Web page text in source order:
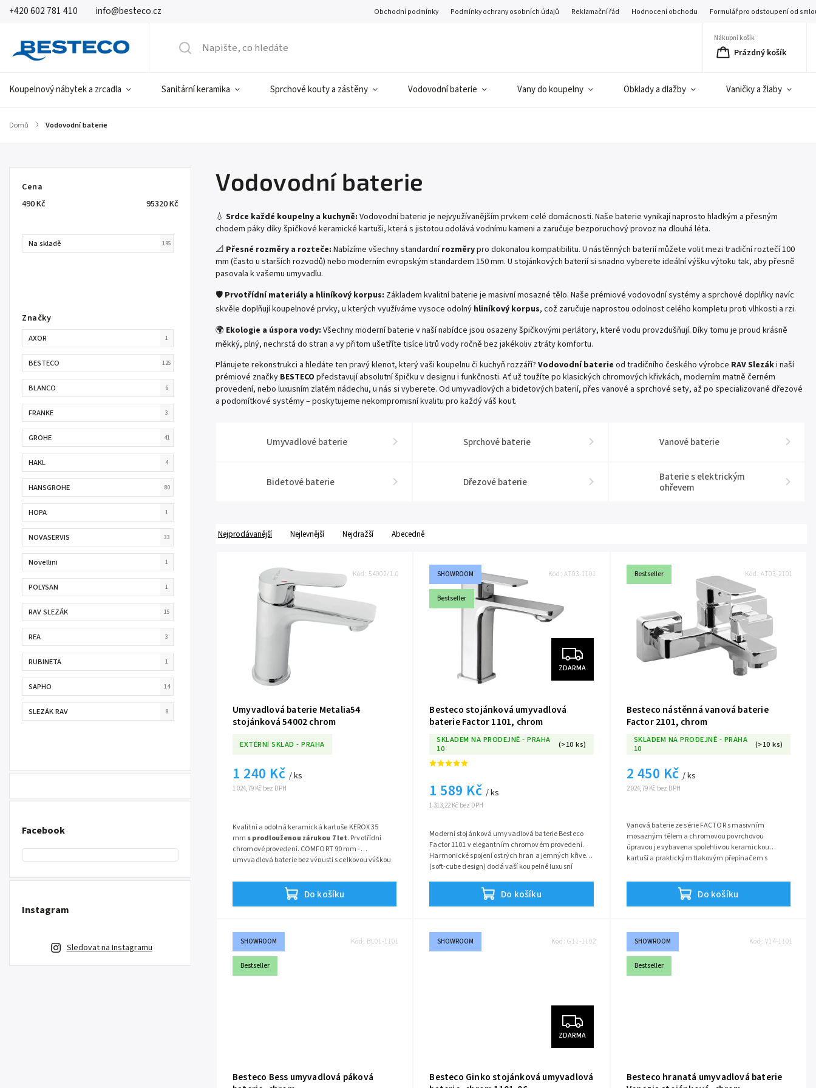
+420 602 781 410 info@besteco.cz Obchodní podmínky Podmínky ochrany osobních údajů Reklamační řád Hodnocení obchodu Formulář pro odstoupení od
Nákupní košík
Prázdný košík
Koupelnový nábytek a zrcadla Sanitární keramika Sprchové kouty a zástěny Vodovodní baterie Vany do koupelny Obklady a dlažby Vaničky a žlaby
Domů / Vodovodní baterie
Cena
490Kč 95320Kč
Na skladě 195
Značky
AXOR 1
BESTECO 125
BLANCO 6
FRANKE 3
GROHE 41
HAKL 4
HANSGROHE 80
HOPA 1
NOVASERVIS 33
Novellini 1
POLYSAN 1
RAV SLEZÁK 15
REA 3
RUBINETA 1
SAPHO 14
SLEZÁK RAV 8
Facebook
Instagram
Sledovat na Instagramu
Vodovodní baterie
💧 Srdce každé koupelny a kuchyně: Vodovodní baterie je nejvyužívanějším prvkem celé domácnosti. Naše baterie vynikají naprosto hladkým a přesným
chodem páky díky špičkové keramické kartuši, která s jistotou odolává vodnímu kameni a zaručuje bezporuchový provoz na dlouhá léta.
📐 Přesné rozměry a rozteče: Nabízíme všechny standardnírozměrypro dokonalou kompatibilitu. U nástěnných baterií můžete volit mezi tradiční roztečí 100
mm (často u starších rozvodů) nebo moderním evropským standardem 150 mm. U stojánkových baterií si snadno vyberete ideální výšku výtoku tak, aby přesně
pasovala k vašemu umyvadlu.
🛡️ Prvotřídní materiály a hliníkový korpus: Základem kvalitní baterie je masivní mosazné tělo. Naše prémiové vodovodní systémy a sprchové doplňky navíc
skvěle doplňují koupelnové prvky, u kterých využíváme vysoce odolný hliníkový korpus, což zaručuje naprostou odolnost celého kompletu proti vlhkosti a rzi.
🌍 Ekologie a úspora vody: Všechny moderní baterie v naší nabídce jsou osazeny špičkovými perlátory, které vodu provzdušňují. Díky tomu je proud krásně
měkký, plný, nechrstá do stran a vy přitom ušetříte tisíce litrů vody ročně bez jakékoliv ztráty komfortu.
Plánujete rekonstrukci a hledáte ten pravý klenot, který vaši koupelnu či kuchyň rozzáří? Vodovodní baterie od tradičního českého výrobce RAV Slezáki naší
prémiové značky BESTECO představují absolutní špičku v designu i funkčnosti. Ať už toužíte po klasických chromových křivkách, moderním matně černém
provedení, nebo luxusním zlatém nádechu, u nás si vyberete. Od umyvadlových a bidetových baterií, přes vanové a sprchové sety, až po specializované dřezové
a podomítkové systémy – poskytujeme nekompromisní kvalitu pro každý váš kout.
Umyvadlové baterie Sprchové baterie Vanové baterie
Bidetové baterie Dřezové baterie
Baterie s elektrickým
ohřevem
Nejprodávanější Nejlevnější Nejdražší Abecedně
Umyvadlová baterie Metalia54
stojánková 54002 chrom
EXTÉRNÍ SKLAD - PRAHA
1 024,79 Kč bez DPH
1 240 Kč / ks
Do košíku
Kvalitní a odolná keramická kartuše KEROX 35
mm s prodlouženou zárukou 7 let. Prvotřídní
chromové provedení. COMFORT 90 mm -
umyvadlová baterie bez výpusti s celkovou výškou
Úsporný aerátor s průtokem pouze6 l/min. Součástí
baterie jsou přívodní hadičky.
Kód: 54002/1.0 SHOWROOM
Bestseller
ZDARMA
Besteco stojánková umyvadlová
baterie Factor 1101, chrom
SKLADEM NA PRODEJNĚ - PRAHA
10
(>10 ks)
1 313,22 Kč bez DPH
1 589 Kč / ks
Do košíku
Moderní stojánková umyvadlová baterie Besteco
Factor 1101 v elegantním chromovém provedení.
Harmonické spojení ostrých hran a jemných křivek
(soft-cube design) dodá vaší koupelně luxusní
maximální pohodlí při každodenní hygieně.
Série:Factor
Kód: AT03-1101 Bestseller
Besteco nástěnná vanová baterie
Factor 2101, chrom
SKLADEM NA PRODEJNĚ - PRAHA
10
(>10 ks)
2 024,79 Kč bez DPH
2 450 Kč/ ks
Do košíku
Vanová baterie ze série FACTOR s masivním
mosazným tělem a chromovou povrchovou
úpravou je vybavena spolehlivou keramickou
kartuší a praktickým tlakovým přepínačem s
Kód: AT03-2101
SHOWROOM
Bestseller
Besteco Bess umyvadlová páková
Kód: BL01-1101 SHOWROOM
ZDARMA
Besteco Ginko stojánková umyvadlová
Kód: G11-1102 SHOWROOM
Bestseller
Besteco hranatá umyvadlová baterie
Kód: V14-1101